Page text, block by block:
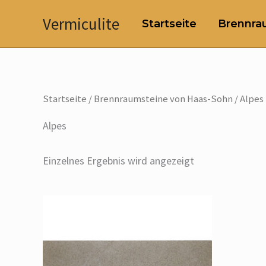
Vermiculite Startseite
Startseite /Brennraumsteine von Haas-Sohn / Alpes
Alpes
Einzelnes Ergebnis wird angezeigt